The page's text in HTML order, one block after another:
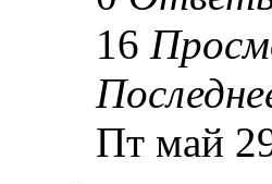
16
Пт май